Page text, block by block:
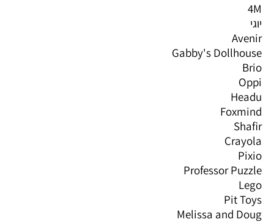
4M
יוגי
Avenir
Gabby's Dollhouse
Brio
Oppi
Headu
Foxmind
Shafir
Crayola
Pixio
Professor Puzzle
Lego
Pit Toys
Melissa and Doug